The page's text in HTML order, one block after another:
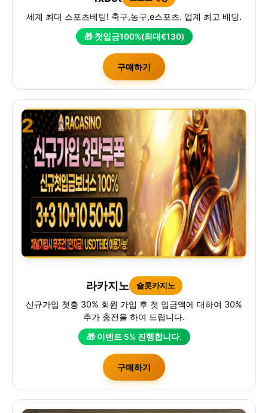
세계 최대 스포츠베팅! 축구,농구,e스포츠. 업계 최고 배당.
🎁 첫입금100%(최대€130)
구매하기
2
라카지노 슬롯카지노
신규가입 첫충 30% 회원 가입 후 첫 입금액에 대하여 30%
추가 충전을 하여 드립니다.
🎁 이벤트 5% 진행합니다.
구매하기